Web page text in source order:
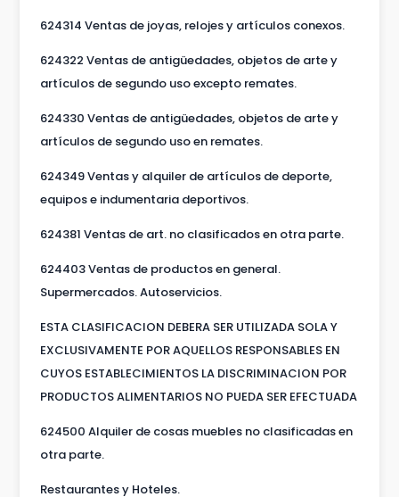
624314 Ventas de joyas, relojes y artículos conexos.
624322 Ventas de antigüedades, objetos de arte y
artículos de segundo uso excepto remates.
624330 Ventas de antigüedades, objetos de arte y
artículos de segundo uso en remates.
624349 Ventas y alquiler de artículos de deporte,
equipos e indumentaria deportivos.
624381 Ventas de art. no clasificados en otra parte.
624403 Ventas de productos en general.
Supermercados. Autoservicios.
ESTA CLASIFICACION DEBERA SER UTILIZADA SOLA Y
EXCLUSIVAMENTE POR AQUELLOS RESPONSABLES EN
CUYOS ESTABLECIMIENTOS LA DISCRIMINACION POR
PRODUCTOS ALIMENTARIOS NO PUEDA SER EFECTUADA
624500 Alquiler de cosas muebles no clasificadas en
otra parte.
Restaurantes y Hoteles.